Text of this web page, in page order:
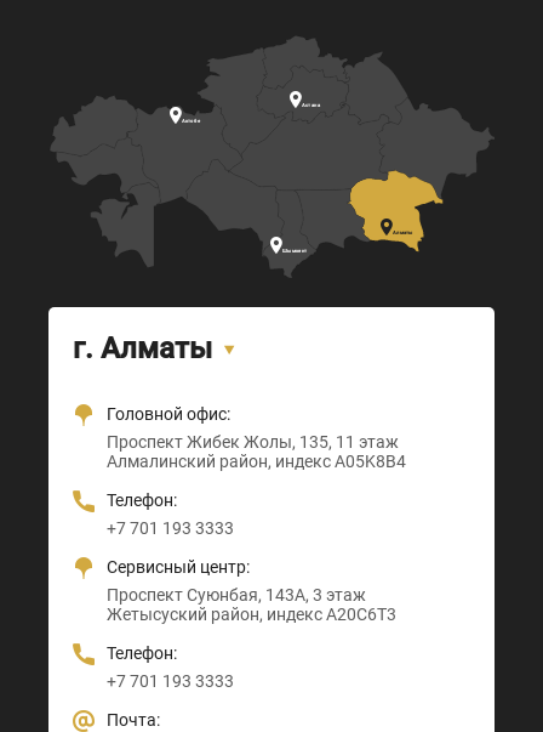
Алматы
Астана
Шымкент
Актобе
г. Алматы
Головной офис:
Проспект Жибек Жолы, 135, 11 этаж
Алмалинский район, индекс A05K8B4
Телефон:
+7 701 193 3333
Сервисный центр:
Проспект Суюнбая, 143А, 3 этаж
Жетысуский район, индекс A20C6T3
Телефон:
+7 701 193 3333
Почта:
Офис + Шоу-рум:
Астана-Караганда трасса, 3
Алматы район, индекс Z00T3F3
Телефон:
+7 705 121 64 24
Почта:
Info@anbmachinery.kz
Тамерлановское шоссе, 205
Абайский район, индекс 160020
+7 705 121 64 24
Info@anbmachinery.kz
Проспект Санкибай батыра, 22
Индекс D00M4X4
+7 705 121 64 24
Info@anbmachinery.kz